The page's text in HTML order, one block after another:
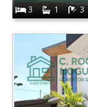
3
1 3